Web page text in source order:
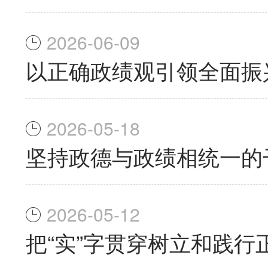
2026-06-09
以正确政绩观引领全面
2026-05-18
坚持政德与政绩相统一
2026-05-12
把“实”字贯穿树立和践